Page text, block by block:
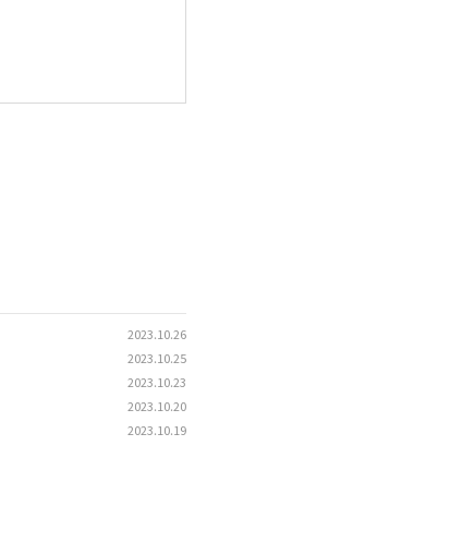
2023.10.26
2023.10.25
2023.10.23
2023.10.20
2023.10.19